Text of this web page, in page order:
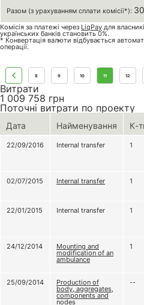
Разом (з урахуванням сплати комісії*):
Комісія за платежі через LiqPay для
українських банків становить 0%.
* Конвертація валюти відбувається
операції.
8 9 10 11 12
Витрати
1 009 758 грн
Поточні витрати по проекту
Дата Найменування К-
22/09/2016 Internal transfer 1
02/07/2015
Internal transfer 1
22/01/2015
Internal transfer 1
24/12/2014
Mounting and
modification of an
ambulance
1
25/09/2014
Production of
body, aggregates,
components and
nodes
--